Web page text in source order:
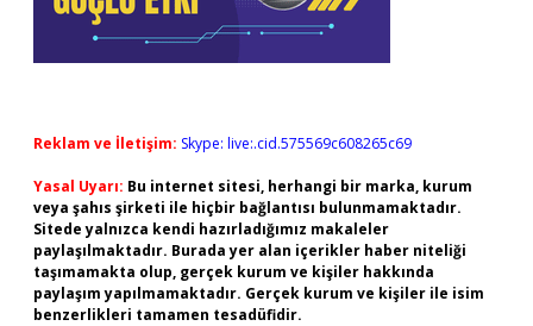
Reklam ve İletişim: Skype: live:.cid.575569c608265c69
Yasal Uyarı: Bu internet sitesi, herhangi bir marka, kurum
veya şahıs şirketi ile hiçbir bağlantısı bulunmamaktadır.
Sitede yalnızca kendi hazırladığımız makaleler
paylaşılmaktadır. Burada yer alan içerikler haber niteliği
taşımamakta olup, gerçek kurum ve kişiler hakkında
paylaşım yapılmamaktadır. Gerçek kurum ve kişiler ile isim
benzerlikleri tamamen tesadüfidir.